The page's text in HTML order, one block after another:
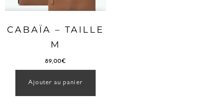
CABAÏA – TAILLE
M
89,00€
Ajouter au panier